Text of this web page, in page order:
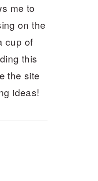
me to
on the
cup of
this
the site
ideas!